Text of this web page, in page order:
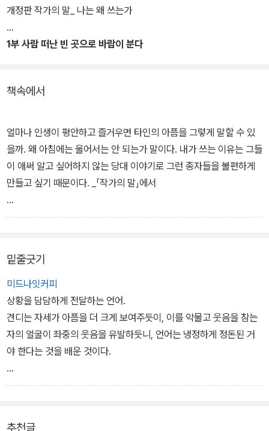
소설을 쓰지 않으면 못 배길 정도로 정서를 나누었던 창작의 원천이
조연이며, 그런 점에서 그들은 글쓰기의 스승이자 친구인 셈이다.
>을 개정한 것이다. 두 편의 글과 사진을 빼고, '나는 왜 쓰는가'라는
구성은 총 4부로 이루어진다. 1부가 주로 고향 사람들과 작가의 어린
시절 이야기라면, 2부는 친척들, 3부는 함께했던 문인들, 4부는 작가
의 염원을 담은 글들이다.
개정판 작가의 말_ 나는 왜 쓰는가
1부 사람 떠난 빈 곳으로 바람이 분다
책속에서
얼마나 인생이 평안하고 즐거우면 타인의 아픔을 그렇게 말할 수 있
을까. 왜 아침에는 울어서는 안 되는가 말이다. 내가 쓰는 이유는 그들
이 애써 알고 싶어하지 않는 당대 이야기로 그런 종자들을 불편하게
만들고 싶기 때문이다. _「작가의 말」에서
갈치 받아든 주인아주머니의 환호성은 생생한데 그 여관 자리에는 제
는 긴 시간의 공백이 주는 가벼운 감흥에 젖어 한숨을 내쉬었다. _「닻
주었던 자리」에서
활어회는 우리나라에만 있단다. 서로 믿지를 못해 살아 있는 놈에 칼
대는 것을 봐야 한다나. 하지만 회는 적당한 시간 동안 냉장된 게 가장
맛있다. 죽음의 시간이 주는 맛이다. _「연등천의 여인들」에서
늙은 부부가 겨울 밤바다 한가운데서 알몸으로 껴안고 상대에게 체온
밑줄긋기
미드나잇커피
상황을 담담하게 전달하는 언어.
견디는 자세가 아픔을 더 크게 보여주듯이, 이를 악물고 웃음을 참는
자의 얼굴이 좌중의 웃음을 유발하듯니, 언어는 냉정하게 정돈된 거
야 한다는 것을 배운 것이다.
내가 배운 것은 글 쓰는 기교가 아니라
추천글